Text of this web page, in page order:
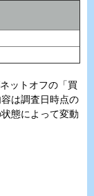
ットオフの「買
は調査日時点の
態によって変動